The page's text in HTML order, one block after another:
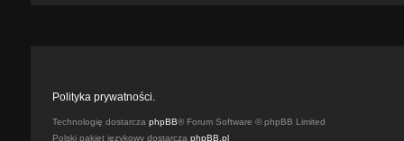
Polityka prywatności.
Technologię dostarcza phpBB® Forum Software © phpBB Limited
Polski pakiet językowy dostarcza phpBB.pl